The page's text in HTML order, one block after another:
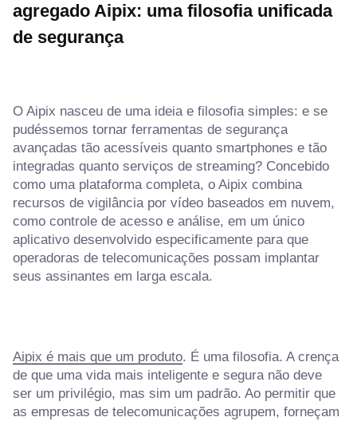
agregado Aipix: uma filosofia unificada
de segurança
O Aipix nasceu de uma ideia e filosofia simples: e se
pudéssemos tornar ferramentas de segurança
avançadas tão acessíveis quanto smartphones e tão
integradas quanto serviços de streaming? Concebido
como uma plataforma completa, o Aipix combina
recursos de vigilância por vídeo baseados em nuvem,
como controle de acesso e análise, em um único
aplicativo desenvolvido especificamente para que
operadoras de telecomunicações possam implantar
seus assinantes em larga escala.
Aipix é mais que um produto. É uma filosofia. A crença
de que uma vida mais inteligente e segura não deve
ser um privilégio, mas sim um padrão. Ao permitir que
as empresas de telecomunicações agrupem, forneçam